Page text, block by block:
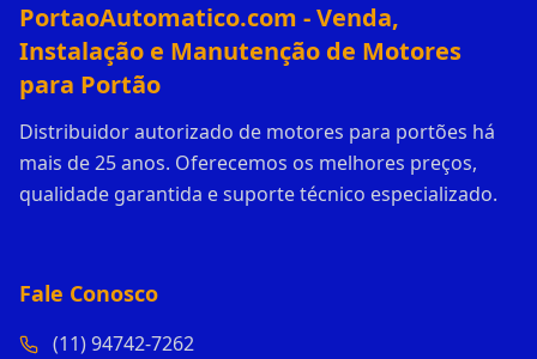
PortaoAutomatico.com - Venda,
Instalação e Manutenção de Motores
para Portão
Distribuidor autorizado de motores para portões há
mais de 25 anos. Oferecemos os melhores preços,
qualidade garantida e suporte técnico especializado.
Fale Conosco
(11) 94742-7262